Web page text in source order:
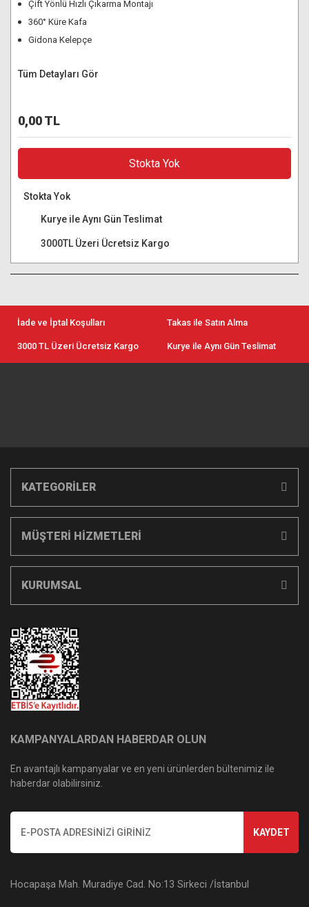
Çift Yönlü Hızlı Çıkarma Montajı
360° Küre Kafa
Gidona Kelepçe
Tüm Detayları Gör
0,00 TL
Stokta Yok
Stokta Yok
Kurye ile Aynı Gün Teslimat
3000TL Üzeri Ücretsiz Kargo
İade ve İptal Koşulları Takas ile Satın Alma
3000 TL Üzeri Ücretsiz Kargo Kurye ile Aynı Gün Teslimat
KATEGORİLER
MÜŞTERİ HİZMETLERİ
KURUMSAL
KAMPANYALARDAN HABERDAR OLUN
En avantajlı kampanyalar ve en yeni ürünlerden bültenimiz ile
haberdar olabilirsiniz.
KAYDET
Hocapaşa Mah. Muradiye Cad. No:13 Sirkeci /İstanbul